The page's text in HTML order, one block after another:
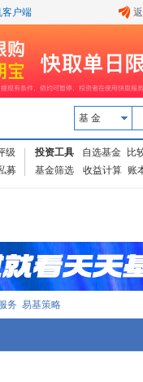
客户端
基 金
级
募
投资工具 自选基金
比
基金筛选
收益计算 账
务 易基策略